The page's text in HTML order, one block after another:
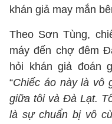
khán giả may mắn
Theo Sơn Tùng,
máy đến chợ đêm
hỏi khán giả đoán
“Chiếc áo này là vô
giữa tôi và Đà Lạt.
là sự chuẩn bị vô